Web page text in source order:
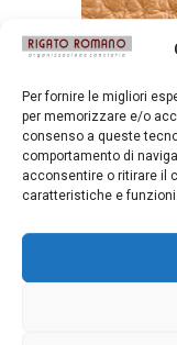
Per fornire le migliori
per memorizzare e/o
consenso a queste
comportamento di
acconsentire o ritirare il
caratteristiche e funzioni.